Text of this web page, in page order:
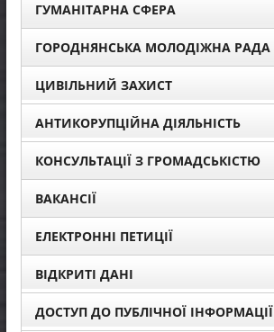
ГУМАНІТАРНА СФЕРА
ГОРОДНЯНСЬКА МОЛОДІЖНА РАДА
ЦИВІЛЬНИЙ ЗАХИСТ
АНТИКОРУПЦІЙНА ДІЯЛЬНІСТЬ
КОНСУЛЬТАЦІЇ З ГРОМАДСЬКІСТЮ
ВАКАНСІЇ
ЕЛЕКТРОННІ ПЕТИЦІЇ
ВІДКРИТІ ДАНІ
ДОСТУП ДО ПУБЛІЧНОЇ ІНФОРМАЦІЇ